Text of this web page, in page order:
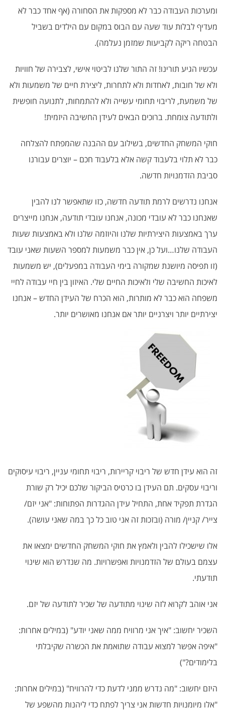
ומערכות העבודה כבר לא מספקות את הסחורה (אף אחד כבר לא
מעדיף לבלות עוד שעה עם הבוס במקום עם הילדים בשביל
הבטחה ריקה לקביעות שמזמן נעלמה).
עכשיו הגיע תורינו! זה התור שלנו לביטוי אישי, לצבירה של חוויות
ולא של חובות, לאחדות ולא לתחרות, ליצירת חיים של משמעות ולא
של משמעת, לריבוי תחומי עשייה ולא להתמחות, לתנועה חופשית
ולתודעה צומחת. ברוכים הבאים לעידן החשיבה היזמית!
חוקי המשחק החדשים, בשילוב עם ההבנה שהמפתח להצלחה
כבר לא תלוי בלעבוד קשה אלא בלעבוד חכם – יוצרים עבורנו
סביבת הזדמנויות חדשה.
אנחנו נדרשים לרמת תודעה חדשה, כזו שתאפשר לנו להבין
שאנחנו כבר לא עובדי מכונה, אנחנו עובדי תודעה, אנחנו מייצרים
ערך באמצעות היצירתיות שלנו והיוזמה שלנו ולא באמצעות שעות
העבודה שלנו…ועל כן, אין כבר משמעות למספר השעות שאני עובד
(זו תפיסה מיושנת שמקורה בימי העבודה במפעלים), יש משמעות
לאיכות החשיבה שלי ולאיכות החיים שלי. האיזון בין חיי עבודה לחיי
משפחה הוא כבר לא מותרות, הוא הכרח של העידן החדש – אנחנו
יצירתיים יותר ויצרניים יותר אם אנחנו מאושרים יותר.
זה הוא עידן חדש של ריבוי קריירות, ריבוי תחומי עניין, ריבוי עיסוקים
וריבוי עסקים. תם העידן בו כרטיס הביקור שלכם יכיל רק שורת
הגדרת תפקיד אחת, התחיל עידן ההגדרות הפתוחות: "אני יזם/
צייר/ קניין/ מורה (ובזכות זה אני טוב כל כך במה שאני עושה).
אלו שישכילו להבין ולאמץ את חוקי המשחק החדשים ימצאו את
עצמם בעולם של הזדמנויות ואפשרויות. מה שנדרש הוא שינוי
תודעתי.
אני אוהב לקרוא לזה שינוי מתודעה של שכיר לתודעה של יזם.
השכיר יחשוב: "איך אני מרוויח ממה שאני יודע" (במילים אחרות:
"איפה אפשר למצוא עבודה שתואמת את הכשרה שקיבלתי
בלימודים?")
היזם יחשוב: "מה נדרש ממני לדעת כדי להרוויח" (במילים אחרות:
"אלו מיומנויות חדשות אני צריך לפתח כדי ליהנות מהשפע של